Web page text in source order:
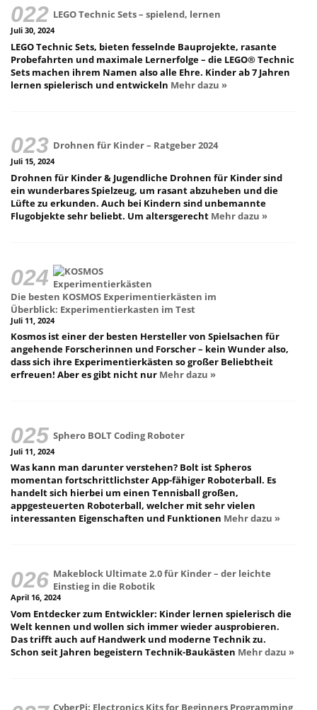
LEGO Technic Sets – spielend, lernen
Juli 30, 2024
LEGO Technic Sets, bieten fesselnde Bauprojekte, rasante
Probefahrten und maximale Lernerfolge – die LEGO® Technic
Sets machen ihrem Namen also alle Ehre. Kinder ab 7 Jahren
lernen spielerisch und entwickeln Mehr dazu »
Drohnen für Kinder – Ratgeber 2024
Juli 15, 2024
Drohnen für Kinder & Jugendliche Drohnen für Kinder sind
ein wunderbares Spielzeug, um rasant abzuheben und die
Lüfte zu erkunden. Auch bei Kindern sind unbemannte
Flugobjekte sehr beliebt. Um altersgerecht Mehr dazu »
Die besten KOSMOS Experimentierkästen im
Überblick: Experimentierkasten im Test
Juli 11, 2024
Kosmos ist einer der besten Hersteller von Spielsachen für
angehende Forscherinnen und Forscher – kein Wunder also,
dass sich ihre Experimentierkästen so großer Beliebtheit
erfreuen! Aber es gibt nicht nur Mehr dazu »
Sphero BOLT Coding Roboter
Juli 11, 2024
Was kann man darunter verstehen? Bolt ist Spheros
momentan fortschrittlichster App-fähiger Roboterball. Es
handelt sich hierbei um einen Tennisball großen,
appgesteuerten Roboterball, welcher mit sehr vielen
interessanten Eigenschaften und Funktionen Mehr dazu »
Makeblock Ultimate 2.0 für Kinder – der leichte
Einstieg in die Robotik
April 16, 2024
Vom Entdecker zum Entwickler: Kinder lernen spielerisch die
Welt kennen und wollen sich immer wieder ausprobieren.
Das trifft auch auf Handwerk und moderne Technik zu.
Schon seit Jahren begeistern Technik-Baukästen Mehr dazu »
CyberPi: Electronics Kits for Beginners Programming